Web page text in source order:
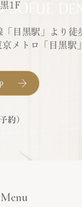
1F
「目黒駅」より徒
京メトロ「目黒駅
約）
Menu